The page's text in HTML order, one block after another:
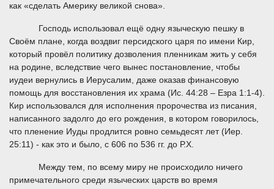
как «сделать Америку великой снова».
Господь использовал ещё одну языческую пешку в
Своём плане, когда воздвиг персидского царя по имени Кир,
который провёл политику дозволения пленникам жить у себя
на родине, вследствие чего вынес постановление, чтобы
иудеи вернулись в Иерусалим, даже оказав финансовую
помощь для восстановления их храма (Ис. 44:28 – Езра 1:1-4).
Кир использовался для исполнения пророчества из писания,
написанного задолго до его рождения, в котором говорилось,
что пленение Иуды продлится ровно семьдесят лет (Иер.
25:11) - как это и было, с 606 по 536 гг. до Р.Х.
Между тем, по всему миру не происходило ничего
примечательного среди языческих царств во время